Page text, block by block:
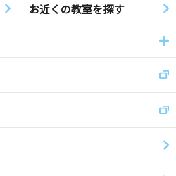
お近くの教室を探す